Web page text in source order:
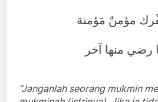
مؤمنٌ مَؤمنة
رضي منها آخر
“Janganlah seorang mukmin